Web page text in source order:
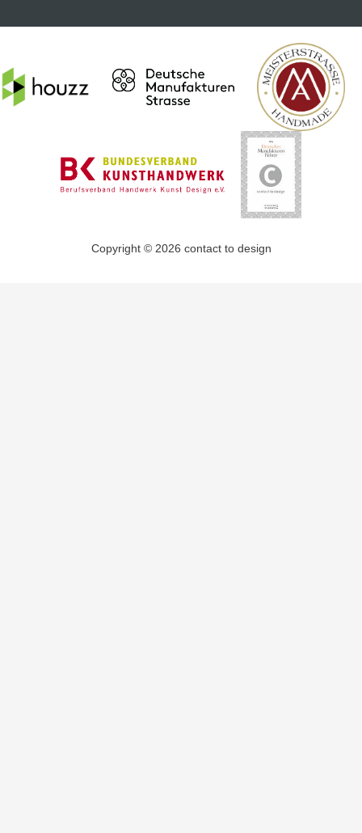
Copyright © 2026 contact to design